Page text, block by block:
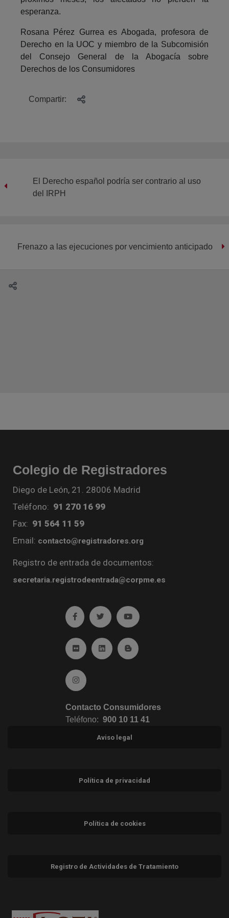
esperanza.
Rosana Pérez Gurrea es Abogada, profesora de
Derecho en la UOC y miembro de la Subcomisión
del Consejo General de la Abogacía sobre
Derechos de los Consumidores
Compartir:
El Derecho español podría ser contrario al uso
del IRPH
Frenazo a las ejecuciones por vencimiento anticipado
Colegio de Registradores
Diego de León, 21. 28006 Madrid
Teléfono: 91 270 16 99
Fax: 91 564 11 59
Email: contacto@registradores.org
Registro de entrada de documentos:
secretaria.registrodeentrada@corpme.es
Ir a facebook (abre en ventana nueva)
Ir a twitter (abre en ventana nueva)
Ir a YouTube (abre en
Ir a Flickr (abre en ventana nueva)
Ir a Linkedin (abre en ventana nueva)
Ir al Blog (abre en ventana
Ir a Instagram (abre en ventana nueva)
Contacto Consumidores
Teléfono: 900 10 11 41
Aviso legal
Política de privacidad
Política de cookies
Registro de Actividades de Tratamiento